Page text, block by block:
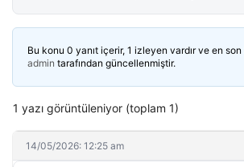
Bu konu 0 yanıt içerir, 1 izleyen vardır ve en son
admin tarafından güncellenmiştir.
1 yazı görüntüleniyor (toplam 1)
14/05/2026: 12:25 am